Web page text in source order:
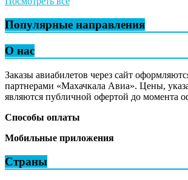
Популярные направления
О нас
Заказы авиабилетов через сайт
партнерами «Махачкала Авиа». Цены,
являются публичной офертой до момента
Способы оплаты
Мобильные приложения
Страны